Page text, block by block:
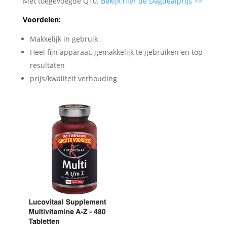
Voordelen:
Makkelijk in gebruik
Heel fijn apparaat, gemakkelijk te gebruiken en top
resultaten
prijs/kwaliteit verhouding